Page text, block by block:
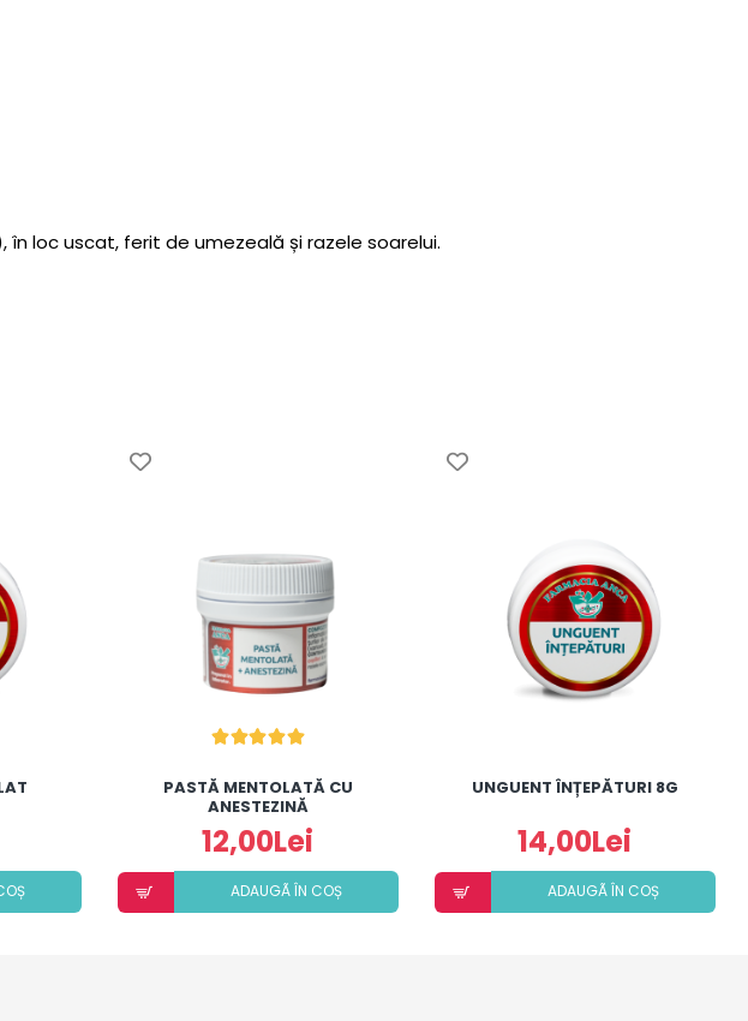
loc uscat, ferit de umezeală și razele soarelui.
PASTĂ MENTOLATĂ CU
ANESTEZINĂ
12,00Lei
ADAUGÃ ÎN COȘ
UNGUENT ÎNȚEPĂTURI 8G
14,00Lei
ADAUGÃ ÎN COȘ